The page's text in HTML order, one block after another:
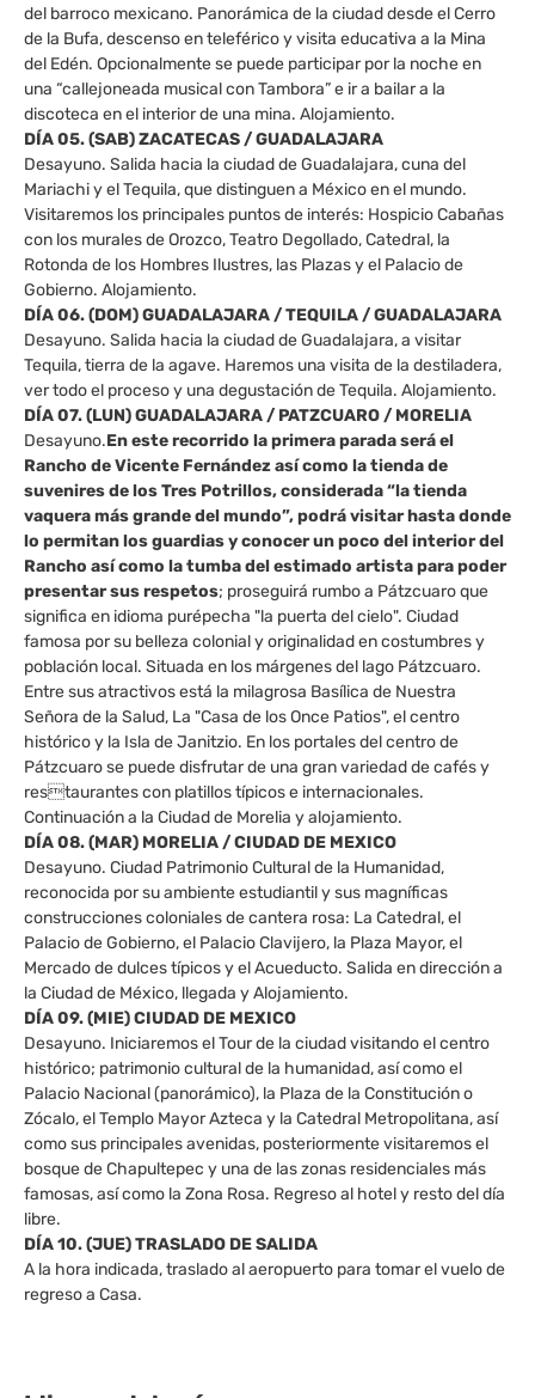
del barroco mexicano. Panorámica de la ciudad desde el Cerro
de la Bufa, descenso en teleférico y visita educativa a la Mina
del Edén. Opcionalmente se puede participar por la noche en
una “callejoneada musical con Tambora” e ir a bailar a la
discoteca en el interior de una mina. Alojamiento.
DÍA 05. (SAB) ZACATECAS / GUADALAJARA
Desayuno. Salida hacia la ciudad de Guadalajara, cuna del
Mariachi y el Tequila, que distinguen a México en el mundo.
Visitaremos los principales puntos de interés: Hospicio Cabañas
con los murales de Orozco, Teatro Degollado, Catedral, la
Rotonda de los Hombres Ilustres, las Plazas y el Palacio de
Gobierno. Alojamiento.
DÍA 06. (DOM) GUADALAJARA / TEQUILA / GUADALAJARA
Desayuno. Salida hacia la ciudad de Guadalajara, a visitar
Tequila, tierra de la agave. Haremos una visita de la destiladera,
ver todo el proceso y una degustación de Tequila. Alojamiento.
DÍA 07. (LUN) GUADALAJARA / PATZCUARO / MORELIA
Desayuno.En este recorrido la primera parada será el
Rancho de Vicente Fernández así como la tienda de
suvenires de los Tres Potrillos, considerada “la tienda
vaquera más grande del mundo”, podrá visitar hasta donde
lo permitan los guardias y conocer un poco del interior del
Rancho así como la tumba del estimado artista para poder
presentar sus respetos; proseguirá rumbo a Pátzcuaro que
significa en idioma purépecha "la puerta del cielo". Ciudad
famosa por su belleza colonial y originalidad en costumbres y
población local. Situada en los márgenes del lago Pátzcuaro.
Entre sus atractivos está la milagrosa Basílica de Nuestra
Señora de la Salud, La "Casa de los Once Patios", el centro
histórico y la Isla de Janitzio. En los portales del centro de
Pátzcuaro se puede disfrutar de una gran variedad de cafés y
restaurantes con platillos típicos e internacionales.
Continuación a la Ciudad de Morelia y alojamiento.
DÍA 08. (MAR) MORELIA / CIUDAD DE MEXICO
Desayuno. Ciudad Patrimonio Cultural de la Humanidad,
reconocida por su ambiente estudiantil y sus magníficas
construcciones coloniales de cantera rosa: La Catedral, el
Palacio de Gobierno, el Palacio Clavijero, la Plaza Mayor, el
Mercado de dulces típicos y el Acueducto. Salida en dirección a
la Ciudad de México, llegada y Alojamiento.
DÍA 09. (MIE) CIUDAD DE MEXICO
Desayuno. Iniciaremos el Tour de la ciudad visitando el centro
histórico; patrimonio cultural de la humanidad, así como el
Palacio Nacional (panorámico), la Plaza de la Constitución o
Zócalo, el Templo Mayor Azteca y la Catedral Metropolitana, así
como sus principales avenidas, posteriormente visitaremos el
bosque de Chapultepec y una de las zonas residenciales más
famosas, así como la Zona Rosa. Regreso al hotel y resto del día
libre.
DÍA 10. (JUE) TRASLADO DE SALIDA
A la hora indicada, traslado al aeropuerto para tomar el vuelo de
regreso a Casa.